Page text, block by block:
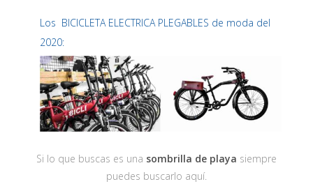
Los BICICLETA ELECTRICA PLEGABLES de moda del
2020:
Si lo que buscas es una sombrilla de playa siempre
puedes buscarlo aquí.